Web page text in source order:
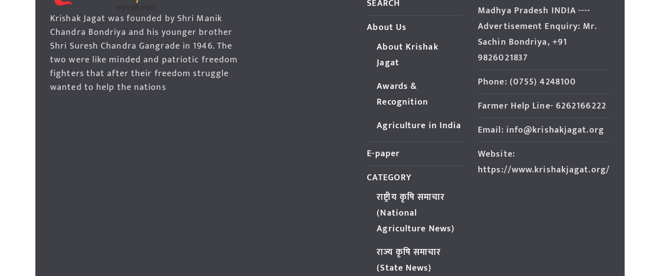
Krishak Jagat was founded by Shri Manik
Chandra Bondriya and his younger brother
Shri Suresh Chandra Gangrade in 1946. The
two were like minded and patriotic freedom
fighters that after their freedom struggle
wanted to help the nations
SEARCH
About Us
About Krishak
Jagat
Awards &
Recognition
Agriculture in India
E-paper
CATEGORY
राष्ट्रीय कृषि समाचार
(National
Agriculture News)
राज्य कृषि समाचार
(State News)
Madhya Pradesh INDIA ----
Advertisement Enquiry: Mr.
Sachin Bondriya, +91
9826021837
Phone: (0755) 4248100
Farmer Help Line- 6262166222
Email: info@krishakjagat.org
Website:
https://www.krishakjagat.org/